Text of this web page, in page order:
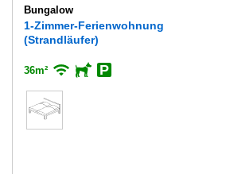
Bungalow
1-Zimmer-Ferienwohnung
(Strandläufer)
36m²